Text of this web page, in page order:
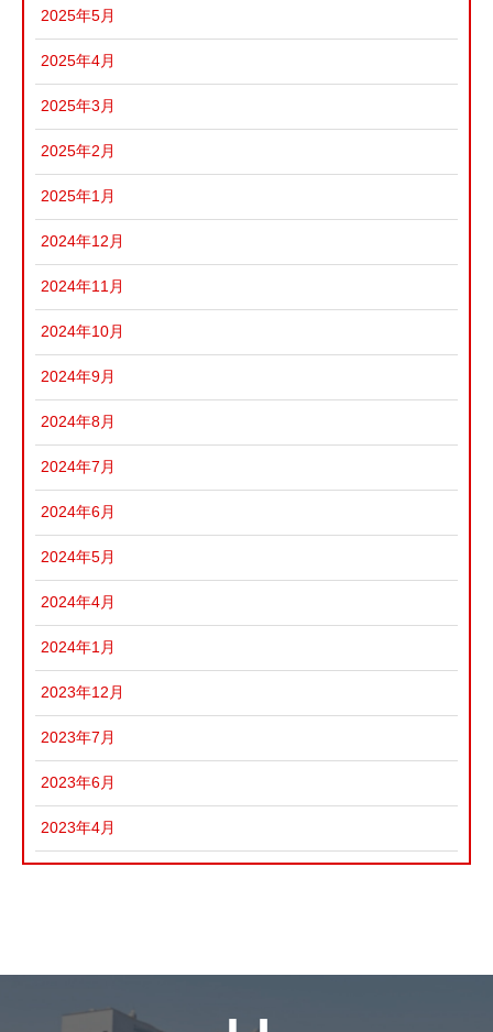
2025年5月
2025年4月
2025年3月
2025年2月
2025年1月
2024年12月
2024年11月
2024年10月
2024年9月
2024年8月
2024年7月
2024年6月
2024年5月
2024年4月
2024年1月
2023年12月
2023年7月
2023年6月
2023年4月